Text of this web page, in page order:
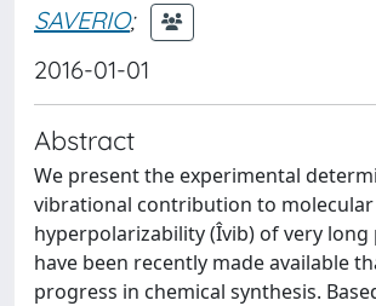
SAVERIO;
2016-01-01
Abstract
We present the experimental
vibrational contribution to molecular
hyperpolarizability (Îvib) of very long
have been recently made available
progress in chemical synthesis.